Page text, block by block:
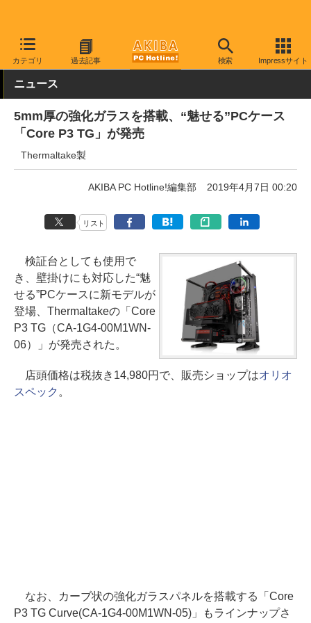
カテゴリ 過去記事 検索 Impressサイト
AKIBA PC Hotline! PCパーツ PCケース 横置き
ニュース
5mm厚の強化ガラスを搭載、“魅せる”PCケース
「Core P3 TG」が発売
Thermaltake製
AKIBA PC Hotline!編集部 2019年4月7日 00:20
リスト
検証台としても使用で
き、壁掛けにも対応した“魅
せる”PCケースに新モデルが
登場、Thermaltakeの「Core
P3 TG（CA-1G4-00M1WN-
06）」が発売された。
店頭価格は税抜き14,980円で、販売ショップはオリオ
スペック 。
なお、カーブ状の強化ガラスパネルを搭載する「Core
P3 TG Curve(CA-1G4-00M1WN-05)」もラインナップさ